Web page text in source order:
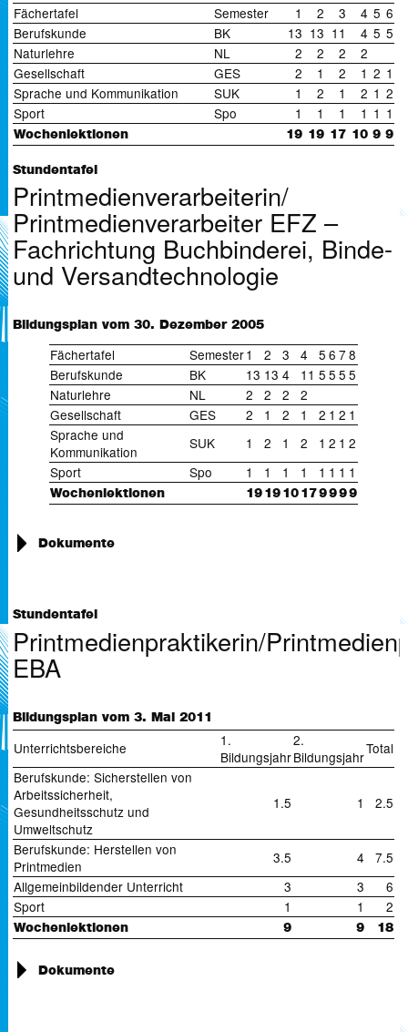
Fächertafel Semester 1 2 3 4 5 6
Berufskunde
BK 13 13 11 4 5 5
Naturlehre
NL 2 2 2
2
Gesellschaft
GES 2 1 2 1 2 1
Sprache und Kommunikation
SUK 1 2 1 2 1 2
Sport
Spo 1 1 1 1 1 1
Wochenlektionen 19 19 17 10 9 9
Stundentafel
Printmedienverarbeiterin/
Printmedienverarbeiter EFZ –
Fachrichtung Buchbinderei, Binde-
und Versandtechnologie
Bildungsplan vom 30. Dezember 2005
Fächertafel Semester1 2 3 4 5 6 7 8
Berufskunde
BK 13 13 4 11 5 5 5 5
Naturlehre
NL 2 2 2
2
Gesellschaft
GES 2 1 2 1 2 1 2 1
Sprache und
Kommunikation
SUK 1 2 1 2 1 2 1 2
Sport
Spo 1 1 1 1 1 1 1 1
Wochenlektionen 19 19 10 179999
Dokumente
Stundentafel
Printmedienpraktikerin/
EBA
Bildungsplan vom 3. Mai 2011
Unterrichtsbereiche
1.
Bildungsjahr
2.
BildungsjahrTotal
Berufskunde: Sicherstellen von
Arbeitssicherheit,
Gesundheitsschutz und
Umweltschutz
1.5 1 2.5
Berufskunde: Herstellen von
Printmedien
3.5 4
7.5
Allgemeinbildender Unterricht
3 3
6
Sport
1 1 2
Wochenlektionen 9 9 18
Dokumente